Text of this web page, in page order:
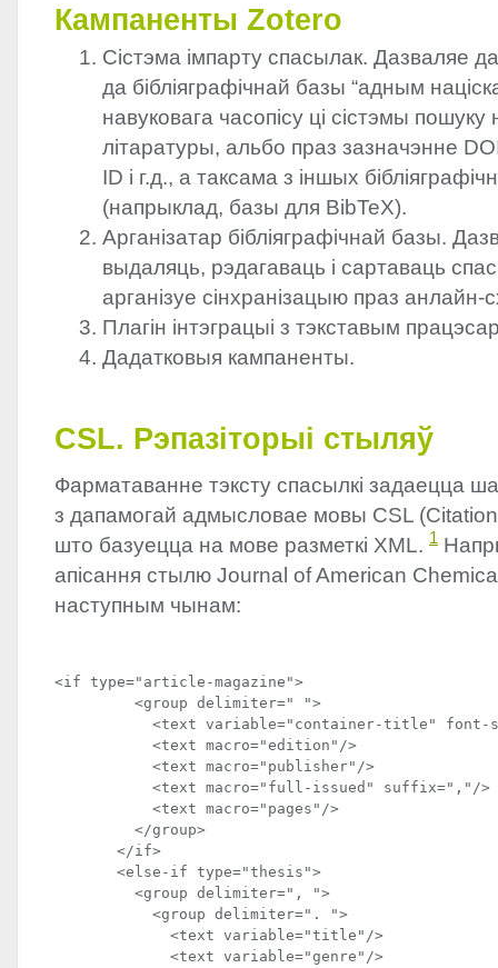
Кампаненты Zotero
Сістэма імпарту спасылак. Дазваляе
да бібліяграфічнай базы “адным
навуковага часопісу ці сістэмы пошуку
літаратуры, альбо праз зазначэнне
ID і г.д., а таксама з іншых
(напрыклад, базы для BibTeX).
Арганізатар бібліяграфічнай базы.
выдаляць, рэдагаваць і сартаваць
арганізуе сінхранізацыю праз анлайн-
Плагін інтэграцыі з тэкставым
Дадатковыя кампаненты.
CSL. Рэпазіторыі стыляў
Фарматаванне тэксту спасылкі задаецца
з дапамогай адмысловае мовы CSL
што базуецца на мове разметкі XML. 1
апісання стылю Journal of American
наступным чынам:
<if type="article-magazine">
         <group delimiter=" ">
<text variable="container-title"
           <text macro="edition"/>
           <text macro="publisher"/>
           <text macro="full-issued" suffix=","/>
           <text macro="pages"/>
         </group>
       </if>
       <else-if type="thesis">
         <group delimiter=", ">
           <group delimiter=". ">
             <text variable="title"/>
             <text variable="genre"/>